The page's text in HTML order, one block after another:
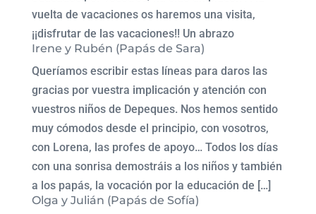
vuelta de vacaciones os haremos una visita,
¡¡disfrutar de las vacaciones!! Un abrazo
Irene y Rubén (Papás de Sara)
Queríamos escribir estas líneas para daros las
gracias por vuestra implicación y atención con
vuestros niños de Depeques. Nos hemos sentido
muy cómodos desde el principio, con vosotros,
con Lorena, las profes de apoyo… Todos los días
con una sonrisa demostráis a los niños y también
a los papás, la vocación por la educación de […]
Olga y Julián (Papás de Sofía)